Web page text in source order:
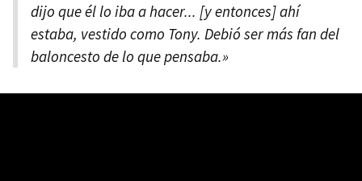
dijo que él lo iba a hacer... [y entonces] ahí
estaba, vestido como Tony. Debió ser más fan del
baloncesto de lo que pensaba.»